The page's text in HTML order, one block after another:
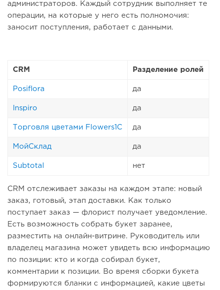
администраторов. Каждый сотрудник выполняет те
операции, на которые у него есть полномочия:
заносит поступления, работает с данными.
CRM Разделение ролей
Posiflora да
Inspiro да
Торговля цветами Flowers1C да
МойСклад да
Subtotal нет
CRM отслеживает заказы на каждом этапе: новый
заказ, готовый, этап доставки. Как только
поступает заказ — флорист получает уведомление.
Есть возможность собрать букет заранее,
разместить на онлайн-витрине. Руководитель или
владелец магазина может увидеть всю информацию
по позиции: кто и когда собирал букет,
комментарии к позиции. Во время сборки букета
формируются бланки с информацией, какие цветы